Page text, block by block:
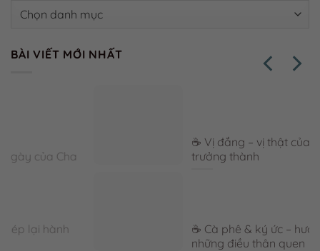
Danh
BÀI VIẾT MỚI NHẤT
☕ Vị đắng – vị thật của cảm xúc
☕ Cà phê & ký ức – hương vị lưu giữ
những điều thân quen